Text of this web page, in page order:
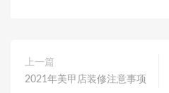
上一篇
2021年美甲店装修注意事项